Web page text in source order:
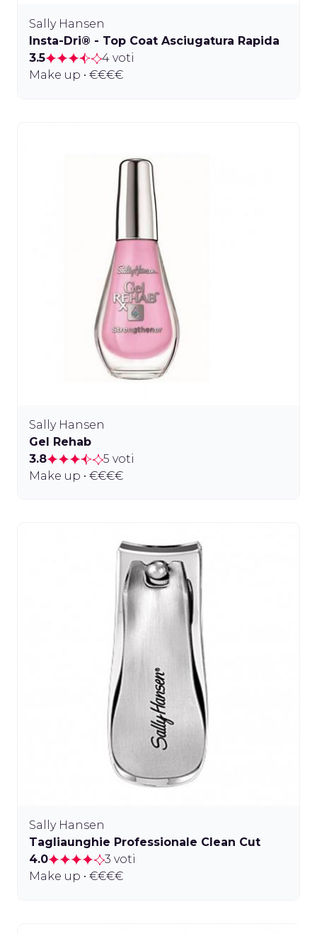
Sally Hansen
Insta-Dri® - Top Coat Asciugatura Rapida
3.5
4 voti
Make up • €€€€
Sally Hansen
Gel Rehab
3.8
5 voti
Make up • €€€€
Sally Hansen
Tagliaunghie Professionale Clean Cut
4.0
3 voti
Make up • €€€€